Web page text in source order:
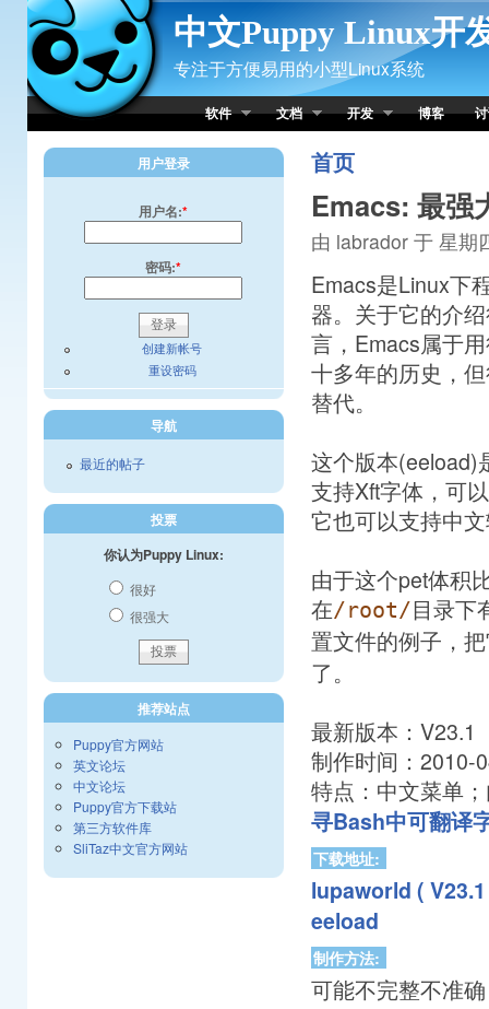
Skip to Content
中文Puppy Linux开
专注于方便易用的小型Linux系统
软件 文档 开发 博客
首页
Emacs: 最强
由 labrador 于 星期
Emacs是Linux下
器。关于它的介
言，Emacs属于
十多年的历史，
替代。
这个版本(eeload)
支持Xft字体，可
它也可以支持中
由于这个pet体积
在/root/目录下
置文件的例子，
了。
最新版本：V23.1
制作时间：2010-
特点：中文菜单
寻Bash中可翻译
下载地址:
lupaworld (
eeload
制作方法:
可能不完整不准
用户登录
用户名:*
密码:*
创建新帐号
重设密码
导航
最近的帖子
投票
你认为Puppy Linux:
很好
很强大
推荐站点
Puppy官方网站
英文论坛
中文论坛
Puppy官方下载站
第三方软件库
SliTaz中文官方网站